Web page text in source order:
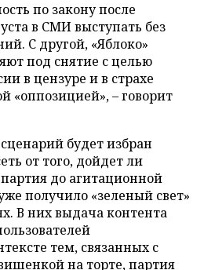
по закону после
в СМИ выступать без
С другой, «Яблоко»
под снятие с целью
в цензуре и в страхе
«оппозицией», – говорит
будет избран
от того, дойдет ли
до агитационной
получило «зеленый свет»
В них выдача контента
тем, связанных с
на торте, партия